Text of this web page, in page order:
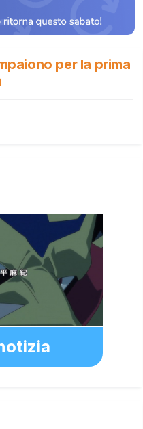
per la prima